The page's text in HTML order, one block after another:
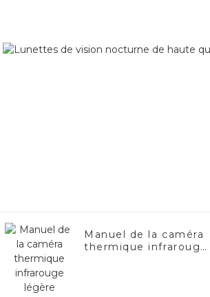
Manuel de la caméra
thermique infrarouge